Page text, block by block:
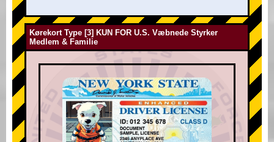
Kørekort Type [3] KUN FOR U.S. Væbnede Styrker
Medlem & Familie